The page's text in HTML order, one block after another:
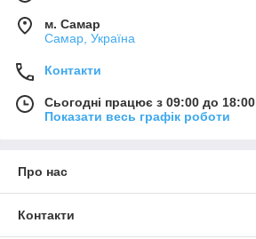
м. Самар
Самар, Україна
Контакти
Сьогодні працює з 09:00 до 18:00
Показати весь графік роботи
Про нас
Контакти